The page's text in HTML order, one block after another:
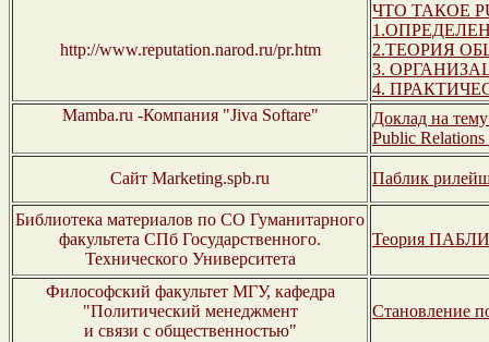
http://www.reputation.narod.ru/pr.htm
ЧТО ТАКОЕ
2.ТЕОРИЯ
3.
4.
Mamba.ru -Компания "Jiva Softare"
Доклад на
Public Relations
Сайт Marketing.spb.ru Паблик
Библиотека материалов по СО Гуманитарного
факультета СПб Государственного.
Технического Университета
Теория
Философский факультет МГУ, кафедра
"Политический менеджмент
и связи с общественностью"
Становление